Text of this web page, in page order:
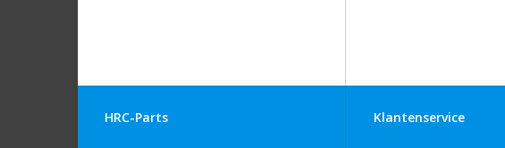
HRC-Parts Klantenservice